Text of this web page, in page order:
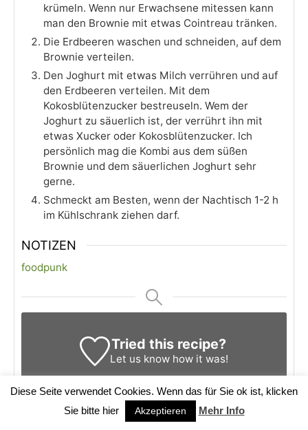
krümeln. Wenn nur Erwachsene mitessen kann
man den Brownie mit etwas Cointreau tränken.
Die Erdbeeren waschen und schneiden, auf dem
Brownie verteilen.
Den Joghurt mit etwas Milch verrühren und auf
den Erdbeeren verteilen. Mit dem
Kokosblütenzucker bestreuseln. Wem der
Joghurt zu säuerlich ist, der verrührt ihn mit
etwas Xucker oder Kokosblütenzucker. Ich
persönlich mag die Kombi aus dem süßen
Brownie und dem säuerlichen Joghurt sehr
gerne.
Schmeckt am Besten, wenn der Nachtisch 1-2 h
im Kühlschrank ziehen darf.
NOTIZEN
foodpunk
Tried this recipe?
Let us knowhow it was!
Diese Seite verwendet Cookies. Wenn das für Sie ok ist, klicken
Sie bitte hier
Akzeptieren Mehr Info